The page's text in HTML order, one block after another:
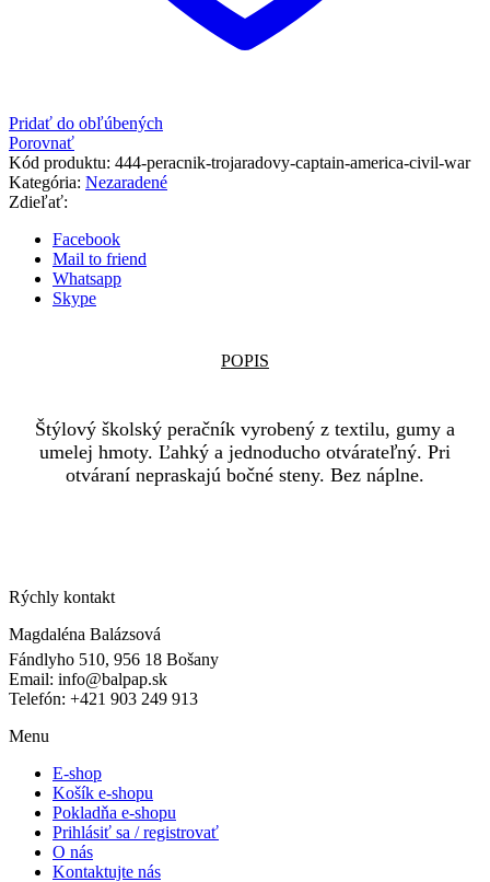
Pridať do obľúbených
Porovnať
Kód produktu: 444-peracnik-trojaradovy-captain-america-civil-war
Kategória: Nezaradené
Zdieľať:
Facebook
Mail to friend
Whatsapp
Skype
POPIS
Štýlový školský peračník vyrobený z textilu, gumy a
umelej hmoty. Ľahký a jednoducho otvárateľný. Pri
otváraní nepraskajú bočné steny. Bez náplne.
Rýchly kontakt
Magdaléna Balázsová
Fándlyho 510, 956 18 Bošany
Email: info@balpap.sk
Telefón: +421 903 249 913
Menu
E-shop
Košík e-shopu
Pokladňa e-shopu
Prihlásiť sa / registrovať
O nás
Kontaktujte nás